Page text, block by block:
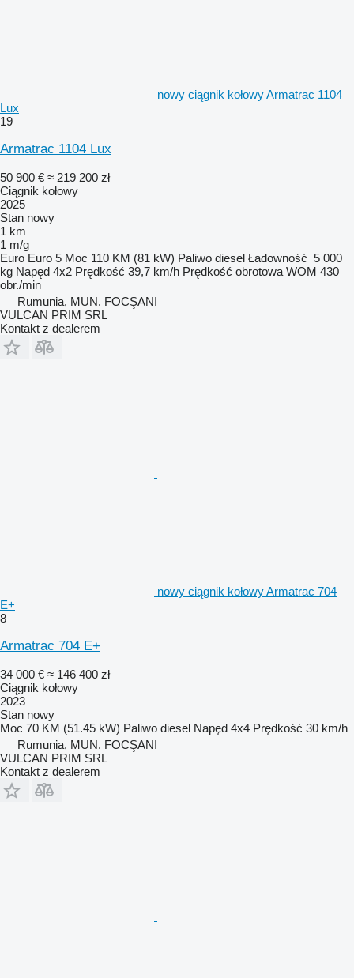
nowy ciągnik kołowy Armatrac 1104
Lux
19
Armatrac 1104 Lux
50 900 € ≈ 219 200 zł
Ciągnik kołowy
2025
Stan nowy
1 km
1 m/g
Euro Euro 5 Moc 110 KM (81 kW) Paliwo diesel Ładowność 5 000
kg Napęd 4x2 Prędkość 39,7 km/h Prędkość obrotowa WOM 430
obr./min
Rumunia, MUN. FOCŞANI
VULCAN PRIM SRL
Kontakt z dealerem
nowy ciągnik kołowy Armatrac 704
E+
8
Armatrac 704 E+
34 000 € ≈ 146 400 zł
Ciągnik kołowy
2023
Stan nowy
Moc 70 KM (51.45 kW) Paliwo diesel Napęd 4x4 Prędkość 30 km/h
Rumunia, MUN. FOCŞANI
VULCAN PRIM SRL
Kontakt z dealerem